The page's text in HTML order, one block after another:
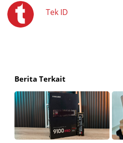
Tek ID
Berita Terkait